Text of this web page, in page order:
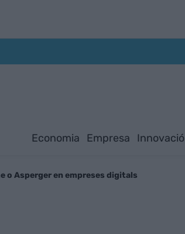
Economia Empresa Innovació
o Asperger en empreses digitals